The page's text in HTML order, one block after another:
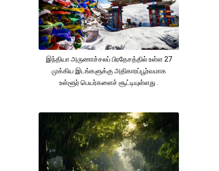
இந்தியா அருணாச்சலப் பிரதேசத்தில் உள்ள 27
முக்கிய இடங்களுக்கு அதிகாரப்பூர்வமாக
உள்ளூர் பெயர்களைச் சூட்டியுள்ளது .